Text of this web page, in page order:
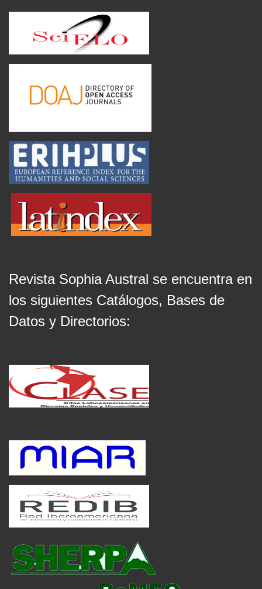
Revista Sophia Austral se encuentra en
los siguientes Catálogos, Bases de
Datos y Directorios: